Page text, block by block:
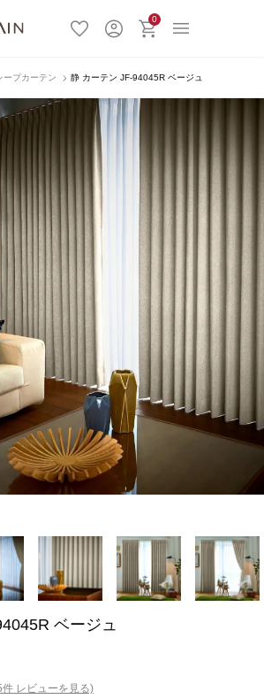
0
ープカーテン 静 カーテン JF-94045R ベージュ
ベージュ
件 レビューを見る)